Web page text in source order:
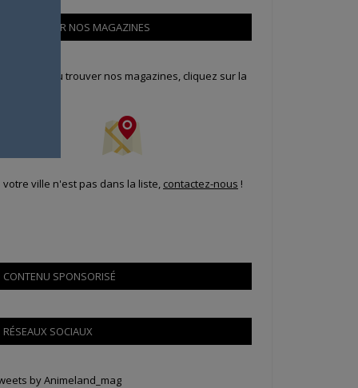
OÙ TROUVER NOS MAGAZINES
savoir où trouver nos magazines, cliquez sur la
votre ville n'est pas dans la liste, contactez-nous !
CONTENU SPONSORISÉ
RÉSEAUX SOCIAUX
by Animeland_mag